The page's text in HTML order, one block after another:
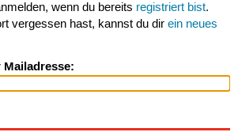
wenn du bereits registriert bist.
vergessen hast, kannst du dir ein neues